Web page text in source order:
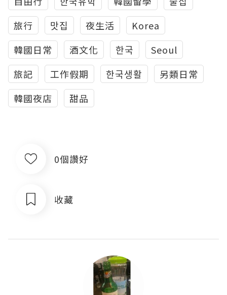
旅行
맛집 夜生活
Korea
韓國日常
酒文化 한국
Seoul
旅記
工作假期 한국생활
另類日常
韓國夜店
甜品
0個讚好
收藏